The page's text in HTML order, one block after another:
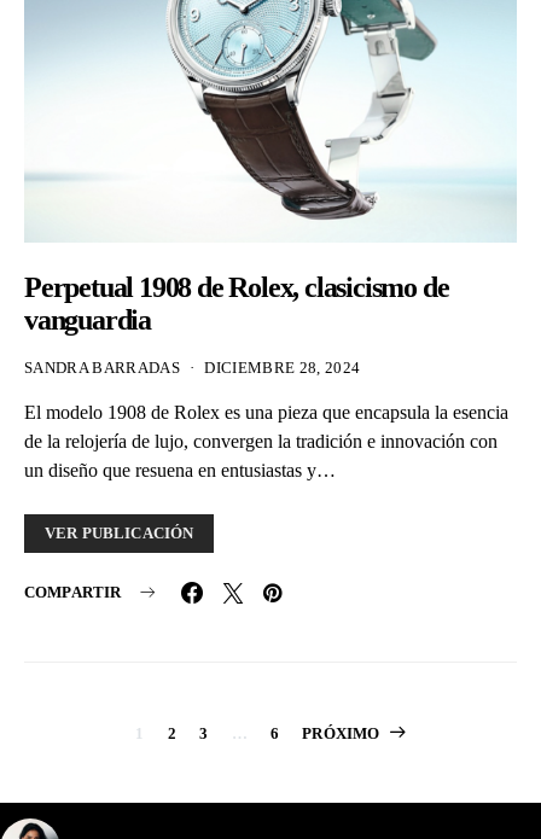
Perpetual 1908 de Rolex, clasicismo de
vanguardia
SANDRA BARRADAS DICIEMBRE 28, 2024
El modelo 1908 de Rolex es una pieza que encapsula la esencia
de la relojería de lujo, convergen la tradición e innovación con
un diseño que resuena en entusiastas y…
VER PUBLICACIÓN
COMPARTIR
Paginación
1 2 3 … 6 PRÓXIMO